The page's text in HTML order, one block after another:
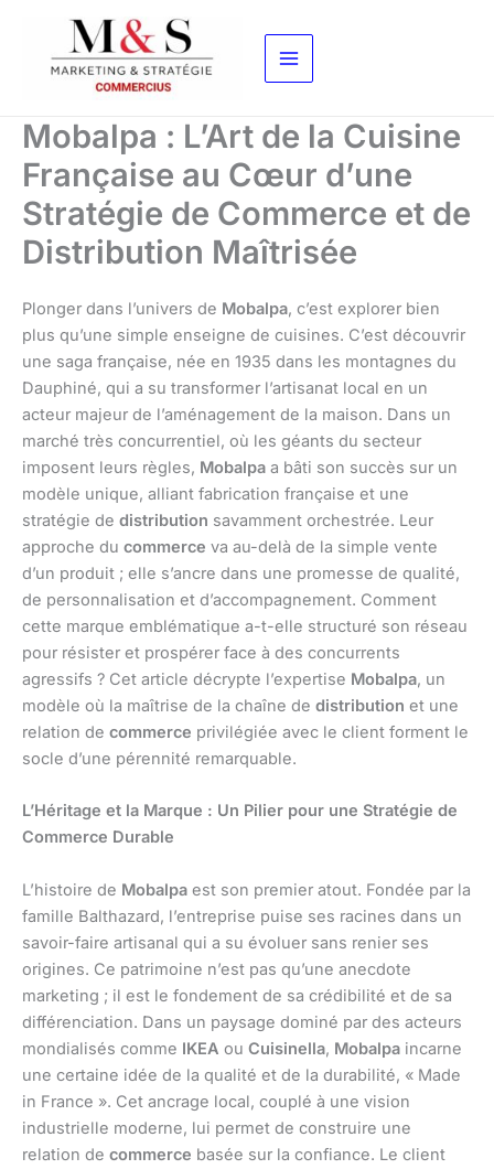
contenu
Mobalpa : L’Art de la Cuisine
Française au Cœur d’une
Stratégie de Commerce et de
Distribution Maîtrisée
Plonger dans l’univers de Mobalpa, c’est explorer bien
plus qu’une simple enseigne de cuisines. C’est découvrir
une saga française, née en 1935 dans les montagnes du
Dauphiné, qui a su transformer l’artisanat local en un
acteur majeur de l’aménagement de la maison. Dans un
marché très concurrentiel, où les géants du secteur
imposent leurs règles, Mobalpa a bâti son succès sur un
modèle unique, alliant fabrication française et une
stratégie de distribution savamment orchestrée. Leur
approche du commerce va au-delà de la simple vente
d’un produit ; elle s’ancre dans une promesse de qualité,
de personnalisation et d’accompagnement. Comment
cette marque emblématique a-t-elle structuré son réseau
pour résister et prospérer face à des concurrents
agressifs ? Cet article décrypte l’expertise Mobalpa, un
modèle où la maîtrise de la chaîne de distribution et une
relation de commerce privilégiée avec le client forment le
socle d’une pérennité remarquable.
L’Héritage et la Marque : Un Pilier pour une Stratégie de
Commerce Durable
L’histoire de Mobalpa est son premier atout. Fondée par la
famille Balthazard, l’entreprise puise ses racines dans un
savoir-faire artisanal qui a su évoluer sans renier ses
origines. Ce patrimoine n’est pas qu’une anecdote
marketing ; il est le fondement de sa crédibilité et de sa
différenciation. Dans un paysage dominé par des acteurs
mondialisés comme IKEA ou Cuisinella, Mobalpa incarne
une certaine idée de la qualité et de la durabilité, « Made
in France ». Cet ancrage local, couplé à une vision
industrielle moderne, lui permet de construire une
relation de commerce basée sur la confiance. Le client